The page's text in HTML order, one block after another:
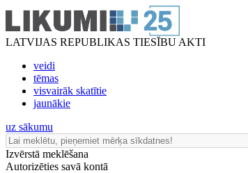
LATVIJAS REPUBLIKAS TIESĪBU AKTI
veidi
tēmas
visvairāk skatītie
jaunākie
uz sākumu
Izvērstā meklēšana
Autorizēties savā kontā